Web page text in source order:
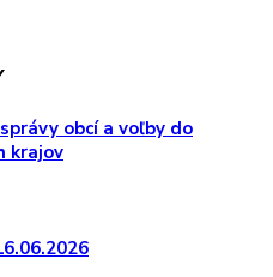
obcí a voľby do
krajov